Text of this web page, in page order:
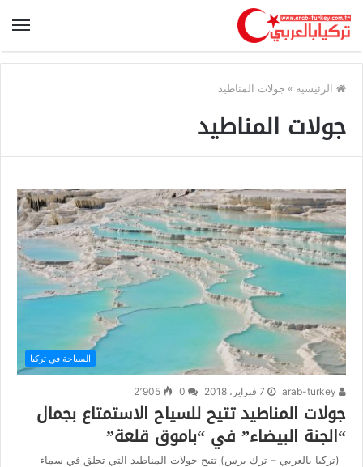
الرئيسية » جولات المناطيد
جولات المناطيد
السياحة في تركيا
7 فبراير، 2018 2٬905
جولات المناطيد تتيح للسياح الاستمتاع بجمال
“الجنة البيضاء” في “باموق قلعة”
(تركيا بالعربي – ترك برس) تتيح جولات المناطيد التي تحلق في سماء